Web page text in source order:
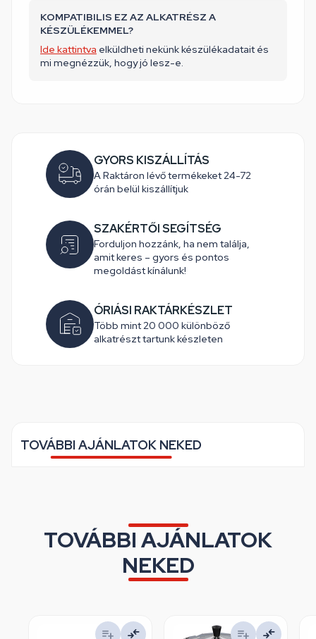
KOMPATIBILIS EZ AZ ALKATRÉSZ A
KÉSZÜLÉKEMMEL?
Ide kattintva elküldheti nekünk készülékadatait és
mi megnézzük, hogy jó lesz-e.
GYORS KISZÁLLÍTÁS
A Raktáron lévő termékeket 24-72
órán belül kiszállítjuk
SZAKÉRTŐI SEGÍTSÉG
Forduljon hozzánk, ha nem találja,
amit keres – gyors és pontos
megoldást kínálunk!
ÓRIÁSI RAKTÁRKÉSZLET
Több mint 20 000 különböző
alkatrészt tartunk készleten
TOVÁBBI AJÁNLATOK NEKED
TOVÁBBI AJÁNLATOK
NEKED